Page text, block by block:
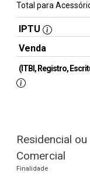
Total para
IPTU
Venda
(ITBI, Registro,
Residencial ou
Comercial
Finalidade